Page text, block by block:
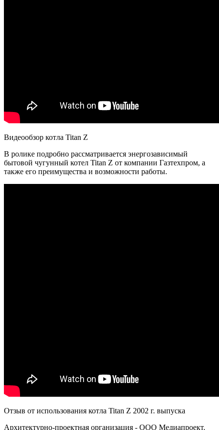
Видеообзор котла Titan Z
В ролике подробно рассматривается энергозависимый
бытовой чугунный котел Titan Z от компании Газтехпром, а
также его преимущества и возможности работы.
Отзыв от использования котла Titan Z 2002 г. выпуска
Архитектурно-проектная организация - ООО Медиапроект.